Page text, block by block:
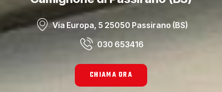
Via Europa, 5 25050 Passirano (BS)
030 653416
CHIAMA ORA